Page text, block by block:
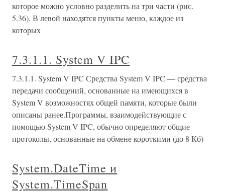
которое можно условно разделить на три части (рис.
5.36). В левой находятся пункты меню, каждое из
которых
7.3.1.1. System V IPC
7.3.1.1. System V IPC Средства System V IPC — средства
передачи сообщений, основанные на имеющихся в
System V возможностях общей памяти, которые были
описаны ранее.Программы, взаимодействующие с
помощью System V IPC, обычно определяют общие
протоколы, основанные на обмене короткими (до 8 Кб)
System.DateTime и
System.TimeSpan